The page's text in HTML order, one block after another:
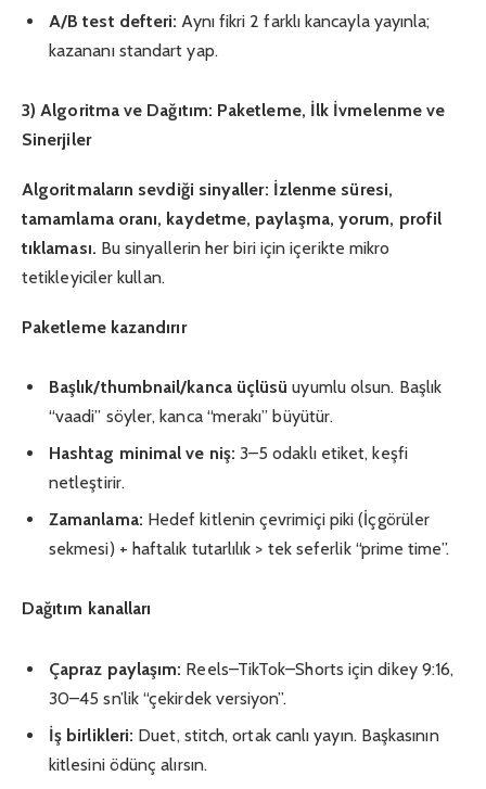
A/B test defteri: Aynı fikri 2 farklı kancayla yayınla;
kazananı standart yap.
3) Algoritma ve Dağıtım: Paketleme, İlk İvmelenme ve
Sinerjiler
Algoritmaların sevdiği sinyaller: İzlenme süresi,
tamamlama oranı, kaydetme, paylaşma, yorum, profil
tıklaması. Bu sinyallerin her biri için içerikte mikro
tetikleyiciler kullan.
Paketleme kazandırır
Başlık/thumbnail/kanca üçlüsü uyumlu olsun. Başlık
“vaadi” söyler, kanca “merakı” büyütür.
Hashtag minimal ve niş: 3–5 odaklı etiket, keşfi
netleştirir.
Zamanlama: Hedef kitlenin çevrimiçi piki (İçgörüler
sekmesi) + haftalık tutarlılık > tek seferlik “prime time”.
Dağıtım kanalları
Çapraz paylaşım: Reels–TikTok–Shorts için dikey 9:16,
30–45 sn’lik “çekirdek versiyon”.
İş birlikleri: Duet, stitch, ortak canlı yayın. Başkasının
kitlesini ödünç alırsın.